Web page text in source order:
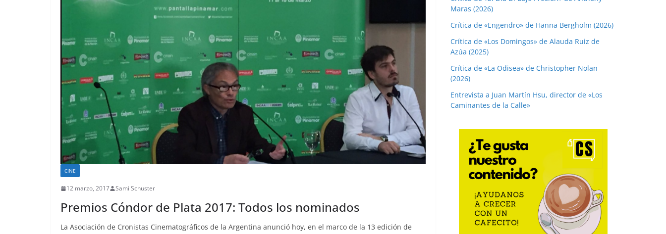
CINE
12 marzo, 2017 Sami Schuster
Premios Cóndor de Plata 2017: Todos los nominados
La Asociación de Cronistas Cinematográficos de la Argentina anunció hoy, en el marco de la 13 edición de
Maras (2026)
Crítica de «Engendro» de Hanna Bergholm (2026)
Crítica de «Los Domingos» de Alauda Ruiz de
Azúa (2025)
Crítica de «La Odisea» de Christopher Nolan
(2026)
Entrevista a Juan Martín Hsu, director de «Los
Caminantes de la Calle»